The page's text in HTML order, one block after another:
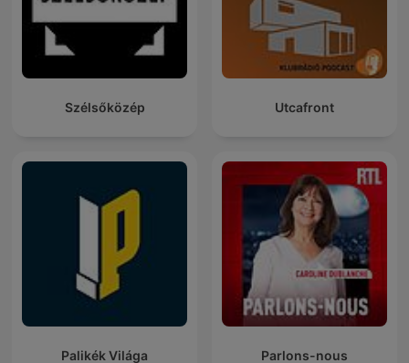
Szélsőközép Utcafront
Palikék Világa Parlons-nous